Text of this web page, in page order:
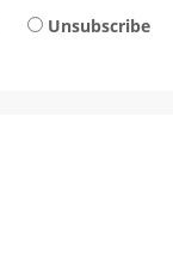
Unsubscribe